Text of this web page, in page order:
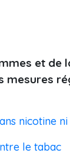
et de
mesures
nicotine
le tabac